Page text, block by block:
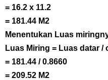
= 16.2 x 11.2
= 181.44 M2
Menentukan Luas
Luas Miring = Luas datar
= 181.44 / 0.8660
= 209.52 M2